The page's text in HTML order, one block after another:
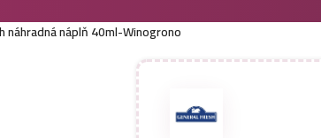
náhradná náplň 40ml-Winogrono